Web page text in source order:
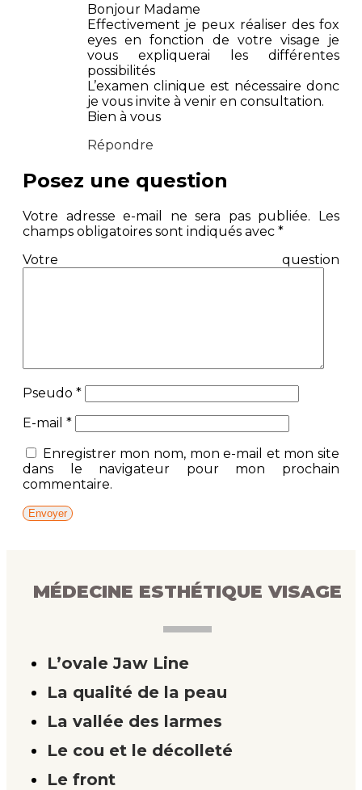
Bonjour Madame
Effectivement je peux réaliser des fox
eyes en fonction de votre visage je
vous expliquerai les différentes
possibilités
L’examen clinique est nécessaire donc
je vous invite à venir en consultation.
Bien à vous
Répondre
Posez une question
Votre adresse e-mail ne sera pas publiée.
Les
champs obligatoires sont indiqués avec *
Votre question
Pseudo *
E-mail *
Enregistrer mon nom, mon e-mail et mon site
dans le navigateur pour mon prochain
commentaire.
MÉDECINE ESTHÉTIQUE VISAGE
L’ovale Jaw Line
La qualité de la peau
La vallée des larmes
Le cou et le décolleté
Le front